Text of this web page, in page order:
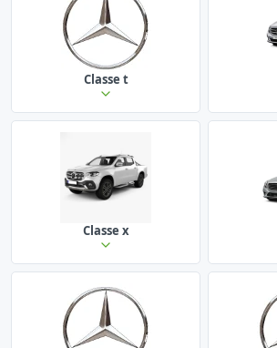
Classe t
Classe x